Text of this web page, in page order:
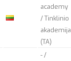
academy
/ Tinklinio
akademija
(TA)
- /